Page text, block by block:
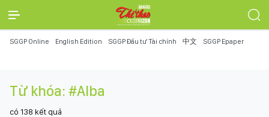
SGGP Online English Edition SGGP Đầu tư Tài chính 中文 SGGP Epaper
Từ khóa: #Alba
có 138 kết quả